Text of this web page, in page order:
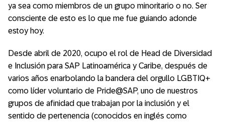
ya sea como miembros de un grupo minoritario o no. Ser
consciente de esto es lo que me fue guiando adonde
estoy hoy.
Desde abril de 2020, ocupo el rol de Head de Diversidad
e Inclusión para SAP Latinoamérica y Caribe, después de
varios años enarbolando la bandera del orgullo LGBTIQ+
como líder voluntario de Pride@SAP, uno de nuestros
grupos de afinidad que trabajan por la inclusión y el
sentido de pertenencia (conocidos en inglés como